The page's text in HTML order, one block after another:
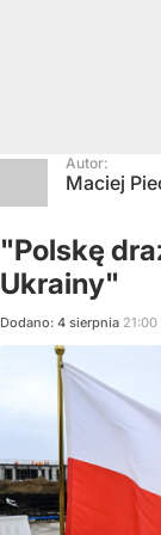
Autor:
Maciej
"Polskę
Ukrainy"
Dodano: 4 sierpnia 21:00